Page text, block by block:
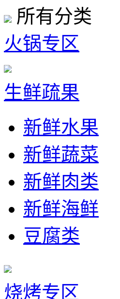
所有分类
火锅专区
生鲜疏果
新鲜水果
新鲜蔬菜
新鲜肉类
新鲜海鲜
豆腐类
烧烤专区